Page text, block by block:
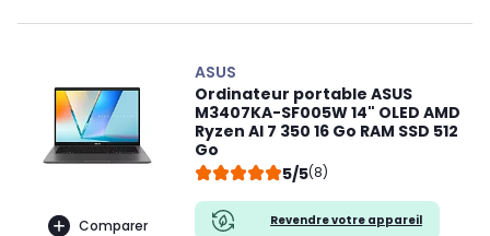
Comparer
ASUS
Ordinateur portable ASUS
M3407KA-SF005W 14" OLED AMD
Ryzen AI 7 350 16 Go RAM SSD 512
Go
5/5(8)
Revendre votre appareil